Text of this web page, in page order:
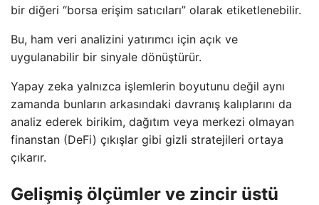
bir diğeri “borsa erişim satıcıları” olarak etiketlenebilir.
Bu, ham veri analizini yatırımcı için açık ve
uygulanabilir bir sinyale dönüştürür.
Yapay zeka yalnızca işlemlerin boyutunu değil aynı
zamanda bunların arkasındaki davranış kalıplarını da
analiz ederek birikim, dağıtım veya merkezi olmayan
finanstan (DeFi) çıkışlar gibi gizli stratejileri ortaya
çıkarır.
Gelişmiş ölçümler ve zincir üstü